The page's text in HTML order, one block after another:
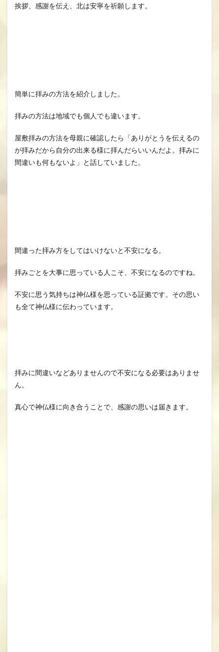
挨拶、感謝を伝え、北は安寧を祈願します。
簡単に拝みの方法を紹介しました。
拝みの方法は地域でも個人でも違います。
屋敷拝みの方法を母親に確認したら「ありがとうを伝えるの
が拝みだから自分の出来る様に拝んだらいいんだよ。拝みに
間違いも何もないよ」と話していました。
間違った拝み方をしてはいけないと不安になる。
拝みごとを大事に思っている人こそ、不安になるのですね。
不安に思う気持ちは神仏様を思っている証拠です。その思い
も全て神仏様に伝わっています。
拝みに間違いなどありませんので不安になる必要はありませ
ん。
真心で神仏様に向き合うことで、感謝の思いは届きます。